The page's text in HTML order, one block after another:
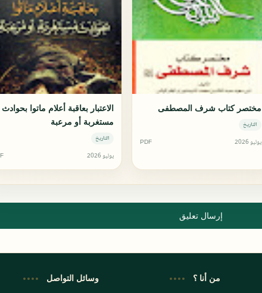
مختصر كتاب شرف المصطفى
التاريخ
يوليو 2026 PDF
الاعتبار بعاقبة أعلام ماتوا بحوادث
مستغربة أو مرعبة
التاريخ
يوليو 2026
إرسال تعليق
من أنا ؟ وسائل التواصل